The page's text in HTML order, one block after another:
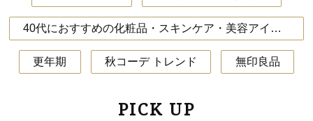
40代におすすめの化粧品・スキンケア・美容アイテム
更年期 秋コーデ トレンド 無印良品
PICK UP